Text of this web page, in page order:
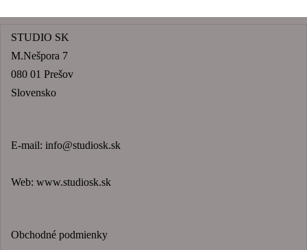
STUDIO SK
M.Nešpora 7
080 01 Prešov
Slovensko
E-mail: info@studiosk.sk
Web: www.studiosk.sk
Obchodné podmienky